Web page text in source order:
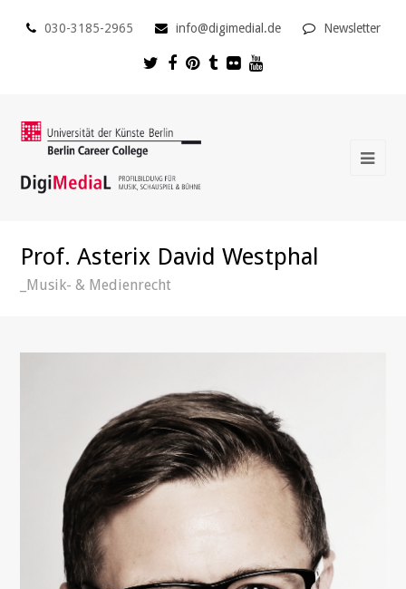
030-3185-2965 info@digimedial.de Newsletter
Prof. Asterix David Westphal
_Musik- & Medienrecht